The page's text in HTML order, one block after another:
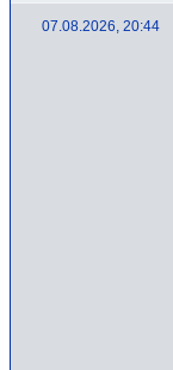
07.08.2026, 20:44